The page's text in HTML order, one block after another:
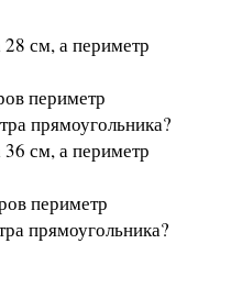
см, а периметр
периметр
прямоугольника?
см, а периметр
периметр
прямоугольника?